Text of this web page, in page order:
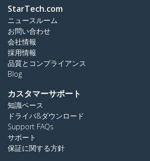
StarTech.com
ニュースルーム
お問い合わせ
会社情報
採用情報
品質とコンプライアンス
Blog
カスタマーサポート
知識ベース
ドライバ&ダウンロード
Support FAQs
サポート
保証に関する方針